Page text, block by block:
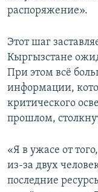
распоряжение».
Этот шаг
Кыргызстане
При этом всё
информации,
критического
прошлом,
«Я в ужасе от
из-за двух
последние